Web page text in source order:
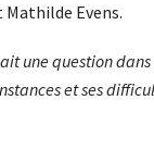
Evens.
une question
et ses